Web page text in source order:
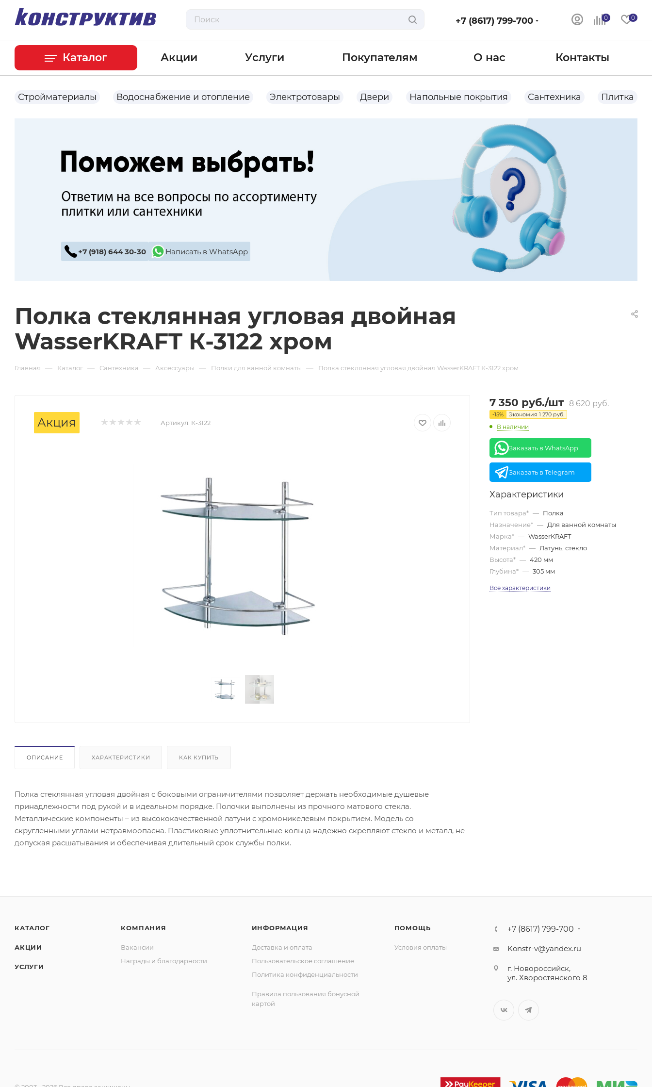
0 0
+7 (8617) 799-700
Каталог Акции Услуги Покупателям О нас Контакты
Стройматериалы Водоснабжение и отопление Электротовары Двери Напольные покрытия Сантехника Плитка
+7 (918) 644 30-30 Написать в WhatsApp
Полка стеклянная угловая двойная
WasserKRAFT К-3122 хром
Главная — Каталог — Сантехника — Аксессуары — Полки для ванной комнаты — Полка стеклянная угловая двойная WasserKRAFT К-3122 хром
Акция Артикул: К-3122
ОПИСАНИЕ ХАРАКТЕРИСТИКИ КАК КУПИТЬ
Полка стеклянная угловая двойная с боковыми ограничителями позволяет держать необходимые душевые
принадлежности под рукой и в идеальном порядке. Полочки выполнены из прочного матового стекла.
Металлические компоненты – из высококачественной латуни с хромоникелевым покрытием. Модель со
скругленными углами нетравмоопасна. Пластиковые уплотнительные кольца надежно скрепляют стекло и металл, не
допуская расшатывания и обеспечивая длительный срок службы полки.
7 350 руб./шт 8 620руб.
-15% Экономия 1 270 руб.
В наличии
Заказать в WhatsApp
Заказать в Telegram
Характеристики
Тип товара* — Полка
Назначение* — Для ванной комнаты
Марка* — WasserKRAFT
Материал* — Латунь, стекло
Высота* — 420 мм
Глубина* — 305 мм
Все характеристики
КАТАЛОГ
АКЦИИ
УСЛУГИ
КОМПАНИЯ
Вакансии
Награды и благодарности
ИНФОРМАЦИЯ
Доставка и оплата
Пользовательское соглашение
Политика конфиденциальности
Правила пользования бонусной
картой
ПОМОЩЬ
Условия оплаты
+7 (8617) 799-700
Konstr-v@yandex.ru
г. Новороссийск,
ул. Хворостянского 8